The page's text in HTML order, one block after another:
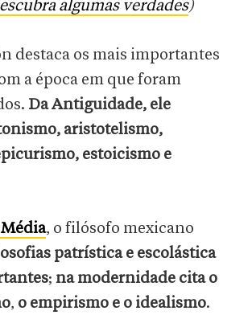
algumas verdades)
destaca os mais importantes
a época em que foram
Da Antiguidade, ele
aristotelismo,
estoicismo e
, o filósofo mexicano
patrística e escolástica
; na modernidade cita o
, o empirismo e o idealismo.